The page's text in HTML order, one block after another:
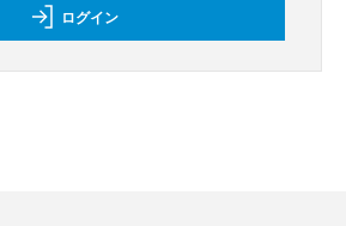
ログイン